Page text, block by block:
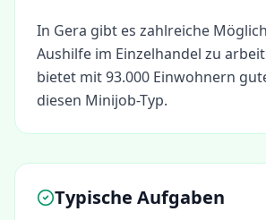
In Gera gibt es zahlreiche
Aushilfe im Einzelhandel zu
bietet mit 93.000 Einwohnern
diesen Minijob-Typ.
Typische Aufgaben